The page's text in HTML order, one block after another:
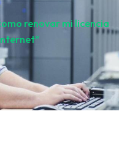
renovar mi licencia